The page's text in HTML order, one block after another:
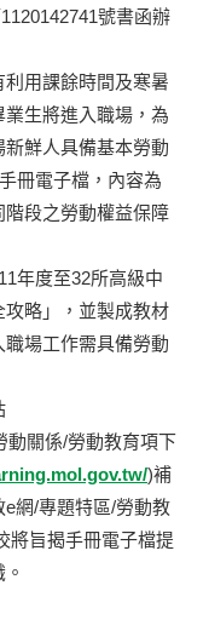
號書函辦
用課餘時間及寒暑
生將進入職場，為
鮮人具備基本勞動
冊電子檔，內容為
階段之勞動權益保障
年度至32所高級中
略」，並製成教材
場工作需具備勞動
動關係/勞動教育項下
)補
網/專題特區/勞動教
將旨揭手冊電子檔提